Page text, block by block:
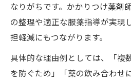
なりがちです。かかりつけ薬剤
の整理や適正な服薬指導が実現
担軽減にもつながります。
具体的な理由例としては、「複
を防ぐため」「薬の飲み合わせ